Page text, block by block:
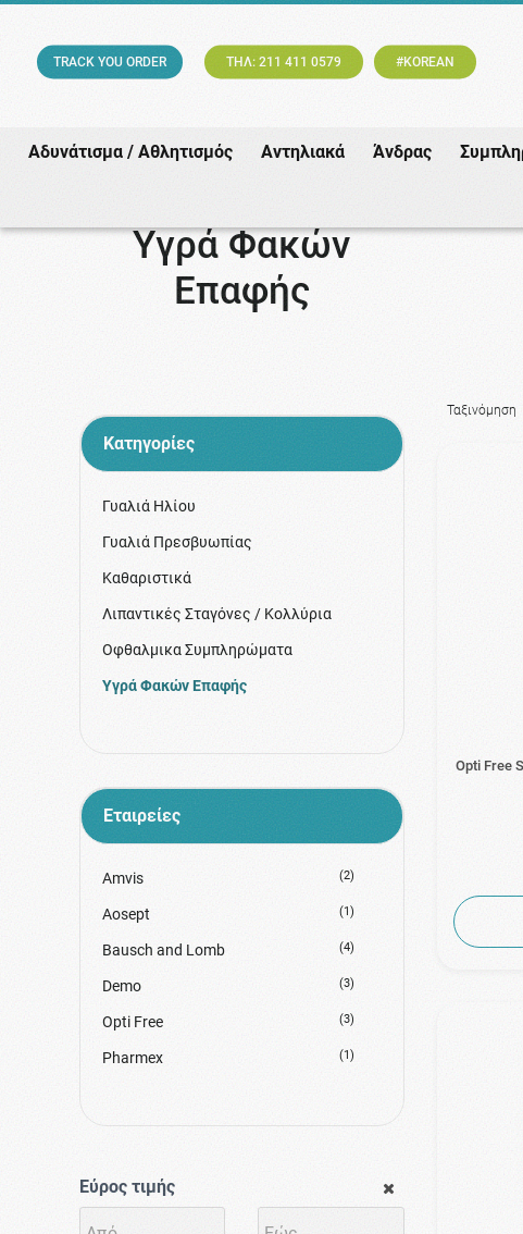
TRACK YOU ORDER ΤΗΛ: 211 411 0579 #KOREAN
Αδυνάτισμα / Αθλητισμός Αντηλιακά Άνδρας
Υγρά Φακών
Επαφής
Κατηγορίες
Γυαλιά Ηλίου
Γυαλιά Πρεσβυωπίας
Καθαριστικά
Λιπαντικές Σταγόνες / Κολλύρια
Οφθαλμικα Συμπληρώματα
Υγρά Φακών Επαφής
Εταιρείες
Amvis (2)
Aosept (1)
Bausch and Lomb (4)
Demo (3)
Opti Free (3)
Pharmex (1)
Εύρος τιμής
Ταξινόμηση
Opti Free